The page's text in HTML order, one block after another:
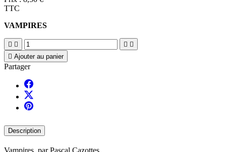
TTC
VAMPIRES
   
 Ajouter au panier
Partager
Description
Vampires, par Pascal Cazottes